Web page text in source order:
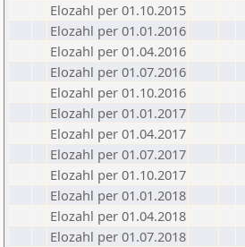
Elozahl per 01.10.2015
Elozahl per 01.01.2016
Elozahl per 01.04.2016
Elozahl per 01.07.2016
Elozahl per 01.10.2016
Elozahl per 01.01.2017
Elozahl per 01.04.2017
Elozahl per 01.07.2017
Elozahl per 01.10.2017
Elozahl per 01.01.2018
Elozahl per 01.04.2018
Elozahl per 01.07.2018